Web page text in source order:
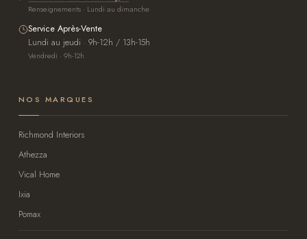
Renseignements · Lundi au dimanche
Service Après-Vente
Lundi au jeudi · 9h-12h / 13h-15h
Vendredi · 9h-12h
NOS MARQUES
Richmond Interiors
Athezza
Vical Home
Ixia
Pomax